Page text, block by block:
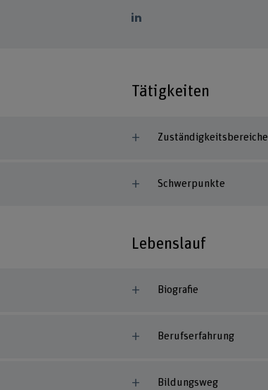
Tätigkeiten
Zuständigkeitsbereiche
Schwerpunkte
Lebenslauf
Biografie
Berufserfahrung
Bildungsweg